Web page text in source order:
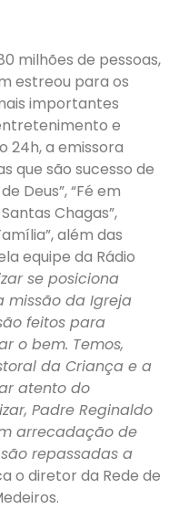
milhões de pessoas,
estreou para os
importantes
e
24h, a emissora
que são sucesso de
Deus”, “Fé em
Chagas”,
além das
equipe da Rádio
se posiciona
missão da Igreja
feitos para
o bem. Temos,
da Criança e a
atento do
Padre Reginaldo
arrecadação de
repassadas a
o diretor da Rede de